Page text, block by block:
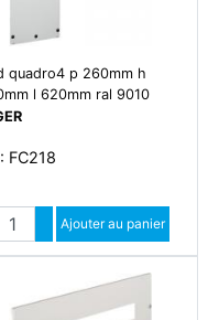
quadro4 p 260mm h
l 620mm ral 9010
paloma
FC218
Quantité
Augmenter quantité
Diminuer quantité
Ajouter au panier